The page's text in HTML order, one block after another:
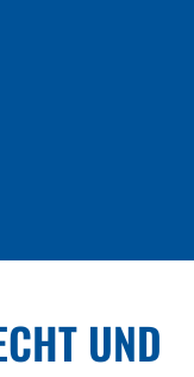
UND